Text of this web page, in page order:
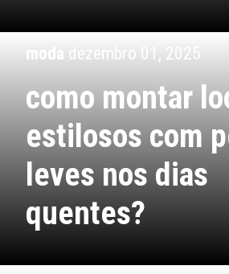
moda dezembro 01, 2025
como montar
estilosos com
leves nos dias
quentes?